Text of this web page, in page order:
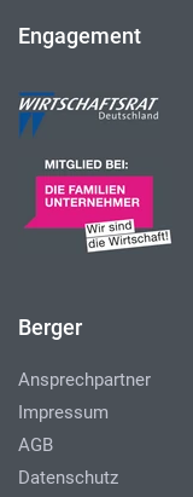
Engagement
Berger
Ansprechpartner
Impressum
AGB
Datenschutz